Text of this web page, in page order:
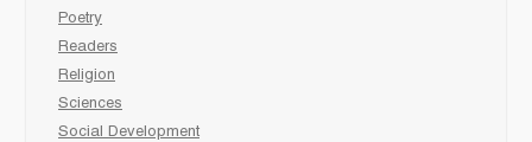
Poetry
Readers
Religion
Sciences
Social Development